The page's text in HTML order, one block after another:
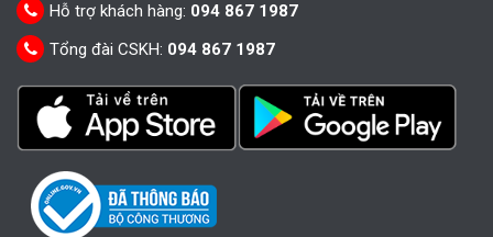
Hỗ trợ khách hàng: 094 867 1987
Tổng đài CSKH: 094 867 1987